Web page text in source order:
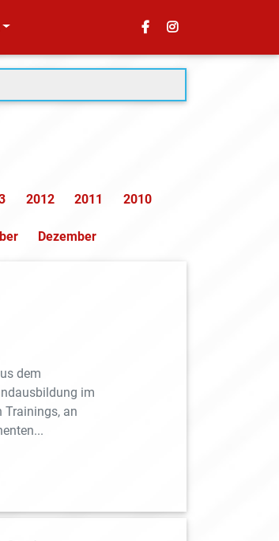
2012 2011 2010
Dezember
dem
im
Trainings, an